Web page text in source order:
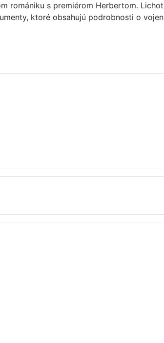
romániku s premiérom Herbertom.
ktoré obsahujú podrobnosti o